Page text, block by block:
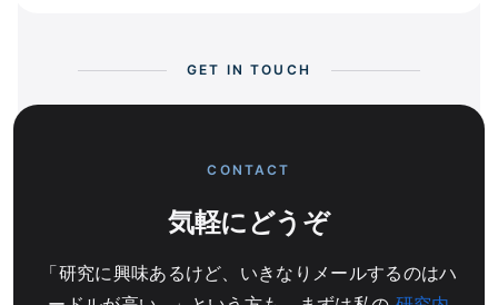
GET IN TOUCH
CONTACT
気軽にどうぞ
「研究に興味あるけど、いきなりメールするのはハ